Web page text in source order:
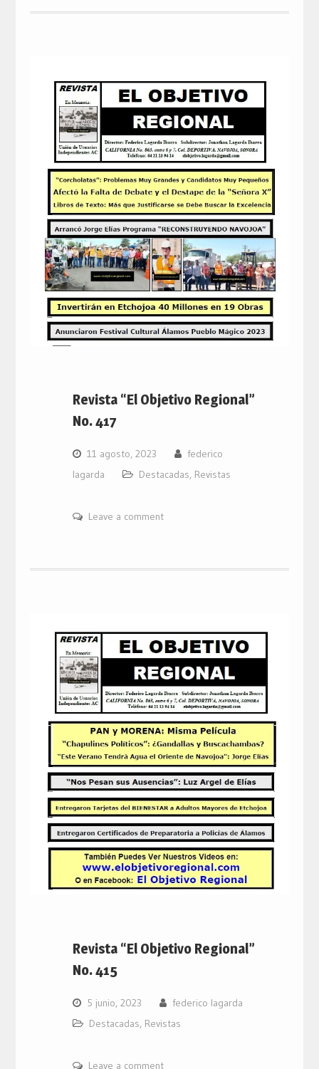
Revista “El Objetivo Regional”
No. 417
11 agosto, 2023
federico
lagarda
Destacadas, Revistas
Leave a comment
Revista “El Objetivo Regional”
No. 415
5 junio, 2023
federico lagarda
Destacadas, Revistas
Leave a comment